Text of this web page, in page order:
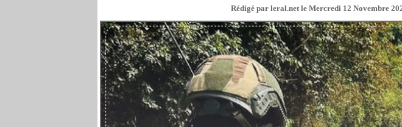
Rédigé par leral.net le Mercredi 12 Novembre